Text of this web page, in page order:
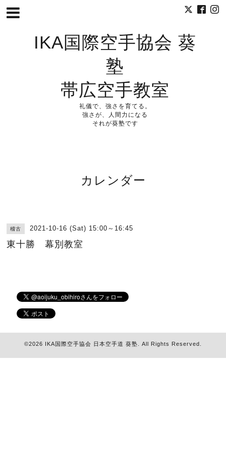
IKA国際空手協会 葵
塾
帯広空手教室
礼儀で、強さを育てる。
強さが、人間力になる
それが葵塾です
カレンダー
稽古 2021-10-16 (Sat) 15:00～16:45
東十勝 幕別教室
©2026 IKA国際空手協会 日本空手道 葵塾 . All Rights Reserved.